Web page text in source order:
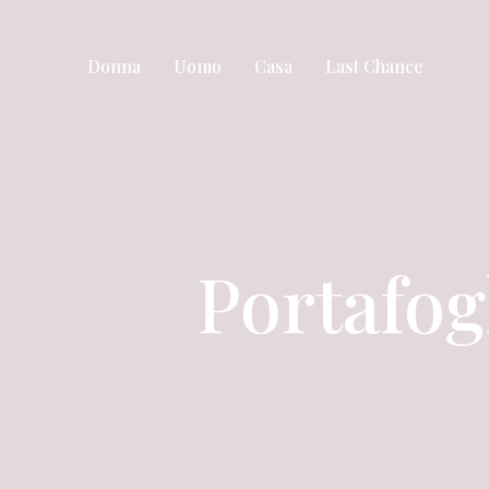
Donna Uomo Casa Last Chance